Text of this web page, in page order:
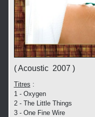
( Acoustic 2007 )
Titres :
1 - Oxygen
2 - The Little Things
3 - One Fine Wire